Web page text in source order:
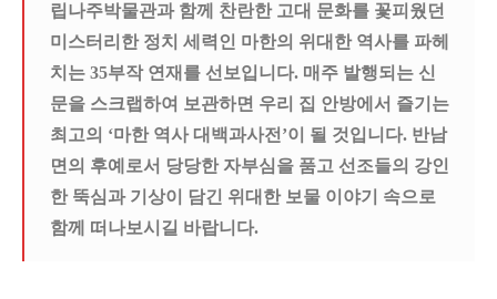
립나주박물관과 함께 찬란한 고대 문화를 꽃피웠던
미스터리한 정치 세력인 마한의 위대한 역사를 파헤
치는 35부작 연재를 선보입니다. 매주 발행되는 신
문을 스크랩하여 보관하면 우리 집 안방에서 즐기는
최고의 ‘마한 역사 대백과사전’이 될 것입니다. 반남
면의 후예로서 당당한 자부심을 품고 선조들의 강인
한 뚝심과 기상이 담긴 위대한 보물 이야기 속으로
함께 떠나보시길 바랍니다.